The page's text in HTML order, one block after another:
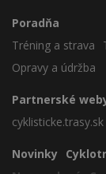
Poradňa
Tréning a strava
Opravy a údržba
Partnerské
cyklisticke.trasy.sk
Novinky